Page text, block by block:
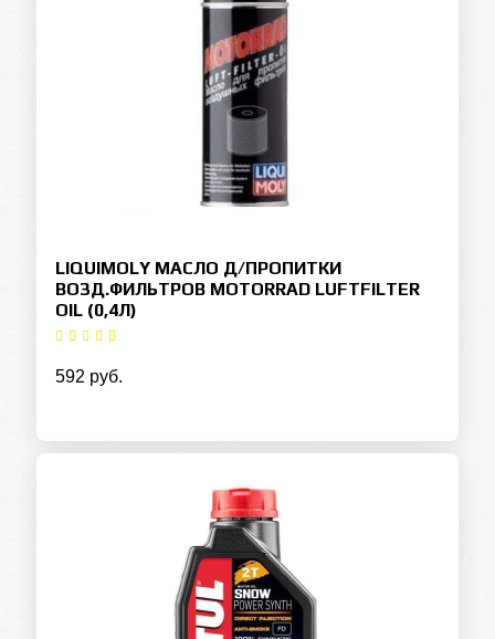
LIQUIMOLY МАСЛО Д/ПРОПИТКИ
ВОЗД.ФИЛЬТРОВ MOTORRAD LUFTFILTER
OIL (0,4Л)
592 руб.